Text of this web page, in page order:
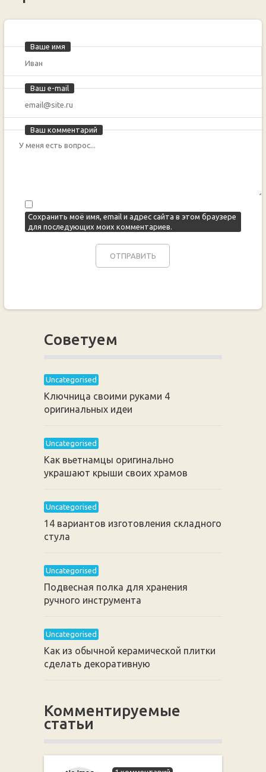
Ваше имя
Ваш e-mail
Ваш комментарий
Сохранить моё имя, email и адрес сайта в этом браузере
для последующих моих комментариев.
Советуем
Uncategorised
Ключница своими руками 4
оригинальных идеи
Uncategorised
Как вьетнамцы оригинально
украшают крыши своих храмов
Uncategorised
14 вариантов изготовления складного
стула
Uncategorised
Подвесная полка для хранения
ручного инструмента
Uncategorised
Как из обычной керамической плитки
сделать декоративную
Комментируемые
статьи